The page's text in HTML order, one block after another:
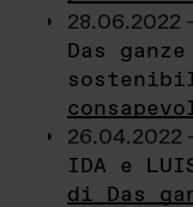
28.06.2022 -
Das
26.04.2022 -
IDA e
di Das